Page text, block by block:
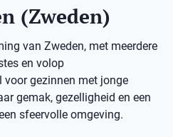
(Zweden)
van Zweden, met meerdere
en volop
voor gezinnen met jonge
gemak, gezelligheid en een
sfeervolle omgeving.